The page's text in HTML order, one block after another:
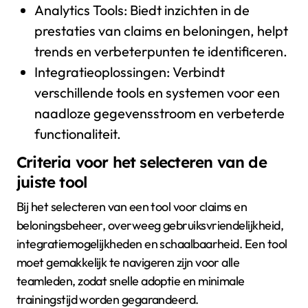
Analytics Tools: Biedt inzichten in de
prestaties van claims en beloningen, helpt
trends en verbeterpunten te identificeren.
Integratieoplossingen: Verbindt
verschillende tools en systemen voor een
naadloze gegevensstroom en verbeterde
functionaliteit.
Criteria voor het selecteren van de
juiste tool
Bij het selecteren van een tool voor claims en
beloningsbeheer, overweeg gebruiksvriendelijkheid,
integratiemogelijkheden en schaalbaarheid. Een tool
moet gemakkelijk te navigeren zijn voor alle
teamleden, zodat snelle adoptie en minimale
trainingstijd worden gegarandeerd.